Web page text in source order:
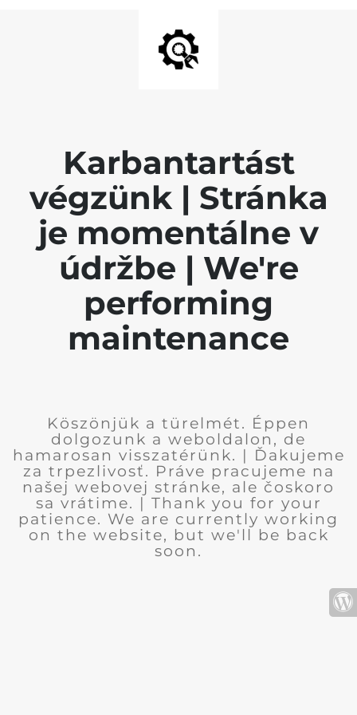
Karbantartást
végzünk | Stránka
je momentálne v
údržbe | We're
performing
maintenance
Köszönjük a türelmét. Éppen
dolgozunk a weboldalon, de
hamarosan visszatérünk. | Ďakujeme
za trpezlivosť. Práve pracujeme na
našej webovej stránke, ale čoskoro
sa vrátime. | Thank you for your
patience. We are currently working
on the website, but we'll be back
soon.